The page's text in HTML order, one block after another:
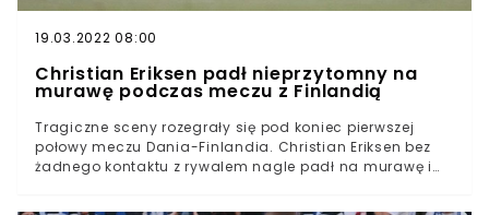
19.03.2022 08:00
Christian Eriksen padł nieprzytomny na
murawę podczas meczu z Finlandią
Tragiczne sceny rozegrały się pod koniec pierwszej
połowy meczu Dania-Finlandia. Christian Eriksen bez
żadnego kontaktu z rywalem nagle padł na murawę i